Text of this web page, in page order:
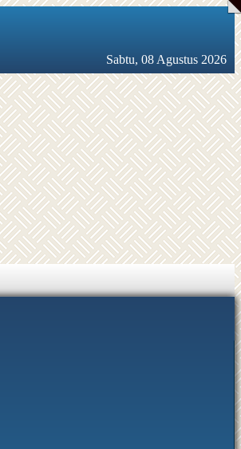
Sabtu, 08 Agustus 2026